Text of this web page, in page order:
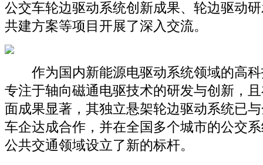
公交车轮边驱动系统创新成果、轮边驱动
共建方案等项目开展了深入交流。
作为国内新能源电驱动系统领域的高科
专注于轴向磁通电驱技术的研发与创新，
面成果显著，其独立悬架轮边驱动系统已
车企达成合作，并在全国多个城市的公交
公共交通领域设立了新的标杆。